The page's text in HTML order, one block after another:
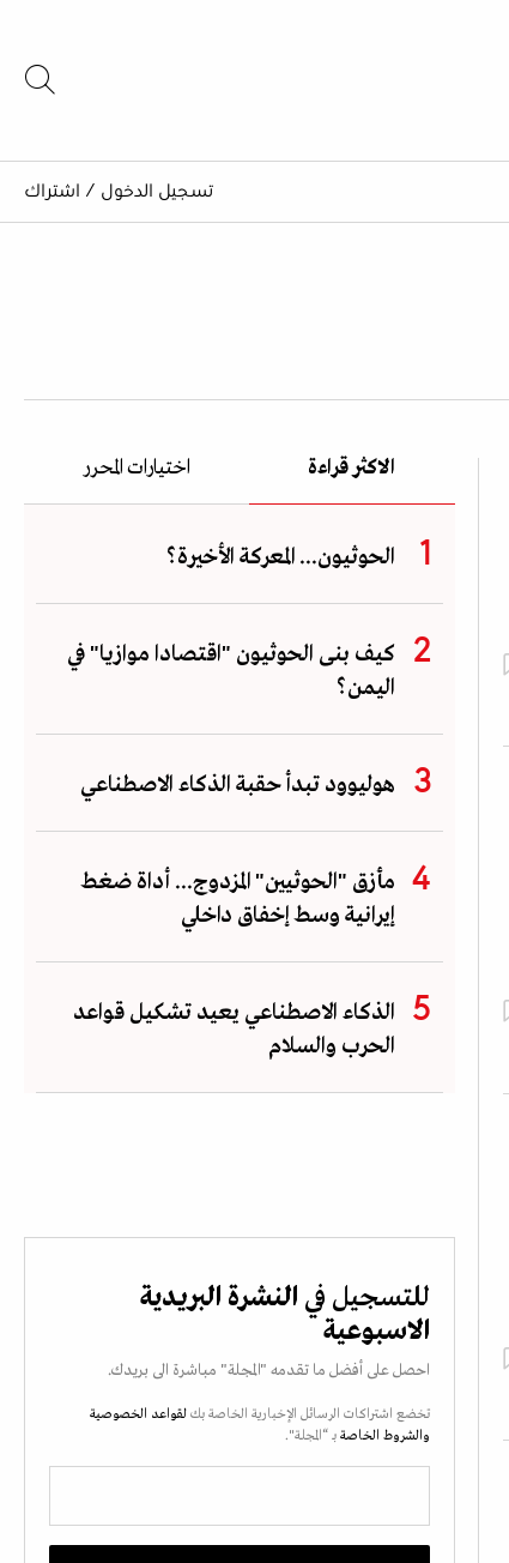
تسجيل الدخول / اشتراك
الاكثر قراءة اختيارات المحرر
الحوثيون... المعركة الأخيرة؟
كيف بنى الحوثيون "اقتصادا موازيا" في
اليمن؟
هوليوود تبدأ حقبة الذكاء الاصطناعي
مأزق "الحوثيين" المزدوج... أداة ضغط
إيرانية وسط إخفاق داخلي
الذكاء الاصطناعي يعيد تشكيل قواعد
الحرب والسلام
للتسجيل في النشرة البريدية
الاسبوعية
احصل على أفضل ما تقدمه "المجلة" مباشرة الى بريدك.
تخضع اشتراكات الرسائل الإخبارية الخاصة بك لقواعد الخصوصية
والشروط الخاصة بـ “المجلة".